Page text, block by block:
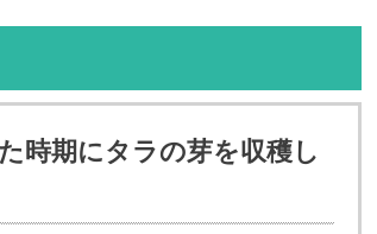
時期にタラの芽を収穫し